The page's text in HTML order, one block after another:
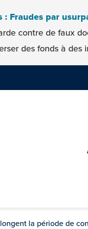
Fraudes par
contre de faux
des fonds à des
la période de